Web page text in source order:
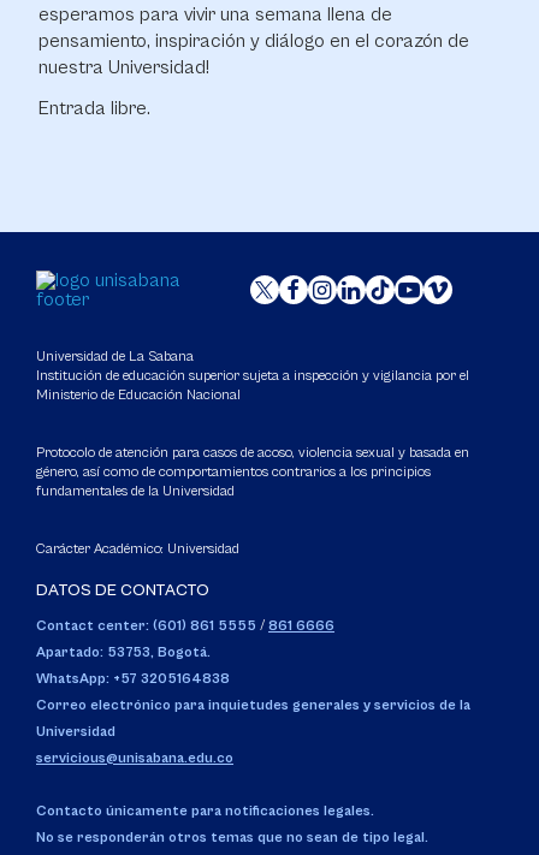
esperamos para vivir una semana llena de
pensamiento, inspiración y diálogo en el corazón de
nuestra Universidad!
Entrada libre.
Universidad de La Sabana
Institución de educación superior sujeta a inspección y vigilancia por el
Ministerio de Educación Nacional
Protocolo de atención para casos de acoso, violencia sexual y basada en
género, así como de comportamientos contrarios a los principios
fundamentales de la Universidad
Carácter Académico: Universidad
DATOS DE CONTACTO
Contact center: (601) 861 5555 / 861 6666
Apartado: 53753, Bogotá.
WhatsApp: +57 3205164838
Correo electrónico para inquietudes generales y servicios de la
Universidad
servicious@unisabana.edu.co
Contacto únicamente para notificaciones legales.
No se responderán otros temas que no sean de tipo legal.